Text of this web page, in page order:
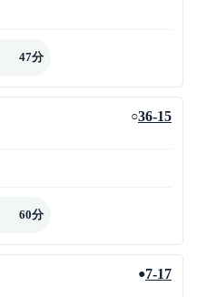
47分
○36-15
60分
●7-17